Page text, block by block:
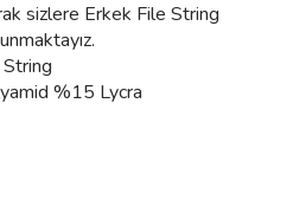
sizlere Erkek File String
%15 Lycra